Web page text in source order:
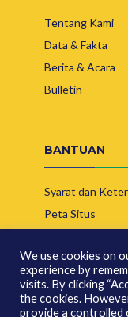
Tentang Kami
Data & Fakta
Berita & Acara
Bulletin
BANTUAN
Syarat dan
Peta Situs
We use cookies on
experience by
visits. By clicking
the cookies.
provide a controlled